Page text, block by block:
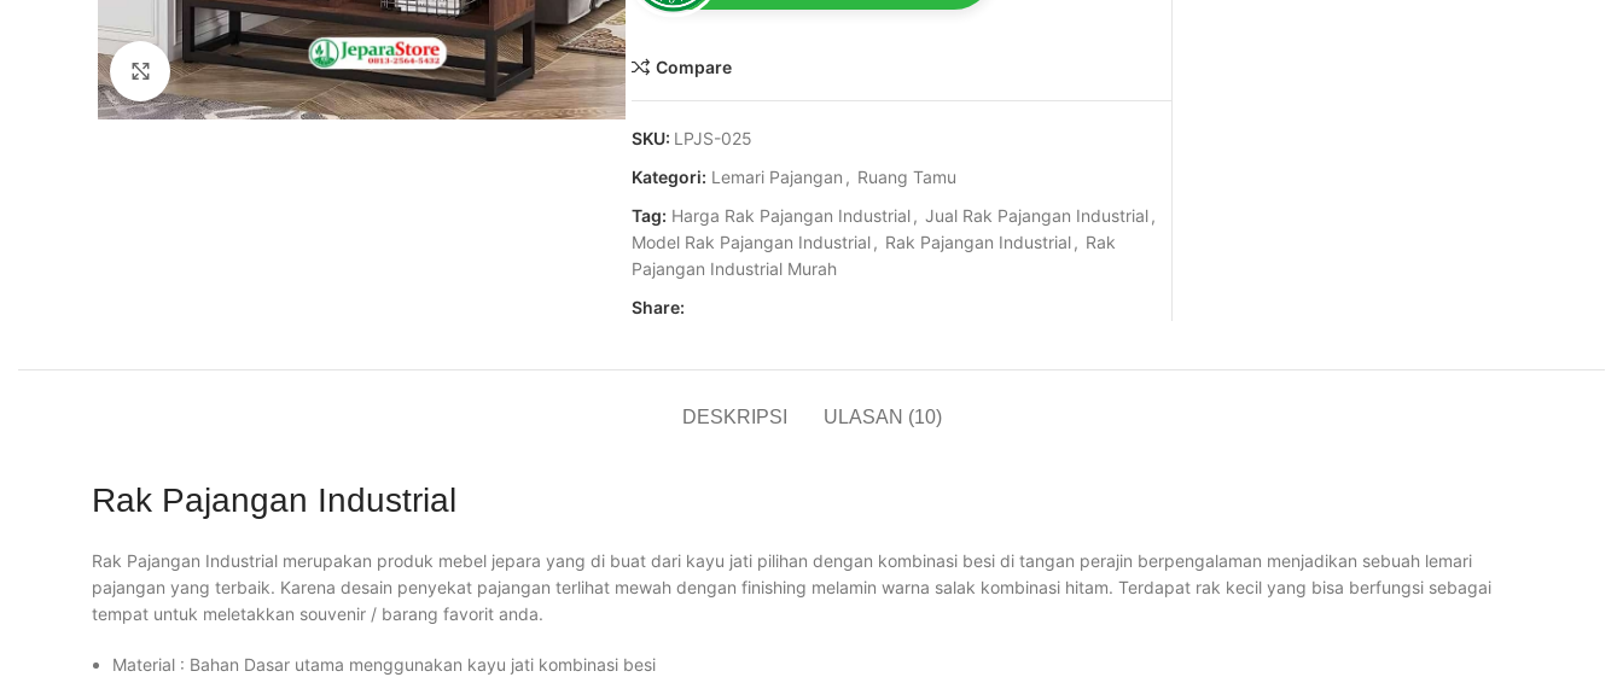
Click to enlarge Compare
SKU: LPJS-025
Kategori: Lemari Pajangan , Ruang Tamu
Tag: Harga Rak Pajangan Industrial, Jual Rak Pajangan Industrial,
Model Rak Pajangan Industrial, Rak Pajangan Industrial, Rak
Pajangan Industrial Murah
Share:
DESKRIPSI ULASAN (10)
Rak Pajangan Industrial
Rak Pajangan Industrial merupakan produk mebel jepara yang di buat dari kayu jati pilihan dengan kombinasi besi di tangan perajin berpengalaman menjadikan sebuah lemari
pajangan yang terbaik. Karena desain penyekat pajangan terlihat mewah dengan finishing melamin warna salak kombinasi hitam. Terdapat rak kecil yang bisa berfungsi sebagai
tempat untuk meletakkan souvenir / barang favorit anda.
Material : Bahan Dasar utama menggunakan kayu jati kombinasi besi